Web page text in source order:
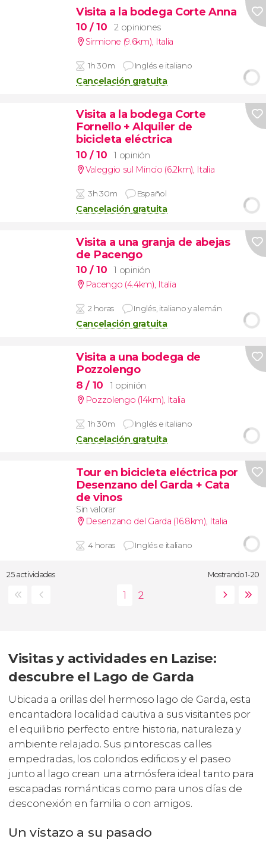
Visita a la bodega Corte Anna
10 / 10
2 opiniones
Sirmione (9.6km), Italia
1h 30m Inglés e italiano
Cancelación gratuita
Visita a la bodega Corte
Fornello + Alquiler de
bicicleta eléctrica
10 / 10
1 opinión
Valeggio sul Mincio (6.2km), Italia
3h 30m Español
Cancelación gratuita
Visita a una granja de abejas
de Pacengo
10 / 10
1 opinión
Pacengo (4.4km), Italia
2 horas Inglés, italiano y alemán
Cancelación gratuita
Visita a una bodega de
Pozzolengo
8/ 10
1 opinión
Pozzolengo (14km), Italia
1h 30m Inglés e italiano
Cancelación gratuita
Tour en bicicleta eléctrica por
Desenzano del Garda + Cata
de vinos
Sin valorar
Desenzano del Garda (16.8km), Italia
4 horas Inglés e italiano
25 actividades Mostrando 1-20
Visitas y actividades en Lazise:
descubre el Lago de Garda
Ubicada a orillas del hermoso lago de Garda, esta
encantadora localidad cautiva a sus visitantes por
el equilibrio perfecto entre historia, naturaleza y
ambiente relajado. Sus pintorescas calles
empedradas, los coloridos edificios y el paseo
junto al lago crean una atmósfera ideal tanto para
escapadas románticas como para unos días de
desconexión en familia o con amigos.
Un vistazo a su pasado